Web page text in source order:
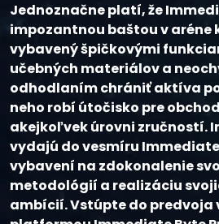
Jednoznačne platí, že
impozantnou baštou v aréne
vybavený špičkovými
učebných materiálov a
odhodlaním chrániť aktíva
neho robí útočisko pre
akejkoľvek úrovni zručností.
vydajú do vesmíru Immediate
vybavení na zdokonalenie
metodológií a realizáciu
ambícií. Vstúpte do predvoja